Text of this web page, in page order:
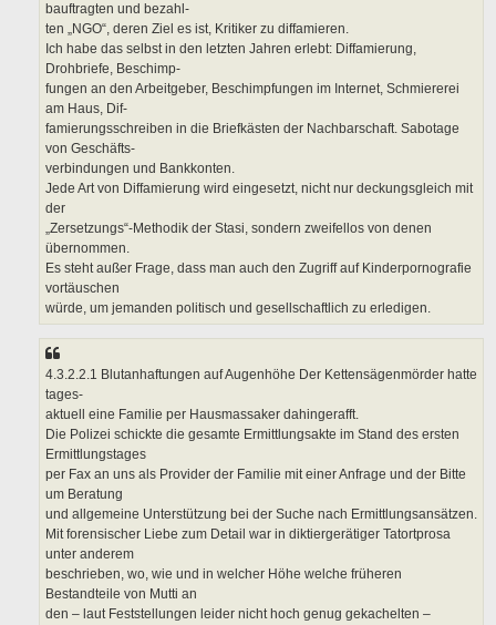
bauftragten und bezahl-
ten „NGO“, deren Ziel es ist, Kritiker zu diffamieren.
Ich habe das selbst in den letzten Jahren erlebt: Diffamierung,
Drohbriefe, Beschimp-
fungen an den Arbeitgeber, Beschimpfungen im Internet, Schmiererei
am Haus, Dif-
famierungsschreiben in die Briefkästen der Nachbarschaft. Sabotage
von Geschäfts-
verbindungen und Bankkonten.
Jede Art von Diffamierung wird eingesetzt, nicht nur deckungsgleich mit
der
„Zersetzungs“-Methodik der Stasi, sondern zweifellos von denen
übernommen.
Es steht außer Frage, dass man auch den Zugriff auf Kinderpornografie
vortäuschen
würde, um jemanden politisch und gesellschaftlich zu erledigen.
4.3.2.2.1 Blutanhaftungen auf Augenhöhe Der Kettensägenmörder hatte
tages-
aktuell eine Familie per Hausmassaker dahingerafft.
Die Polizei schickte die gesamte Ermittlungsakte im Stand des ersten
Ermittlungstages
per Fax an uns als Provider der Familie mit einer Anfrage und der Bitte
um Beratung
und allgemeine Unterstützung bei der Suche nach Ermittlungsansätzen.
Mit forensischer Liebe zum Detail war in diktiergerätiger Tatortprosa
unter anderem
beschrieben, wo, wie und in welcher Höhe welche früheren
Bestandteile von Mutti an
den – laut Feststellungen leider nicht hoch genug gekachelten –